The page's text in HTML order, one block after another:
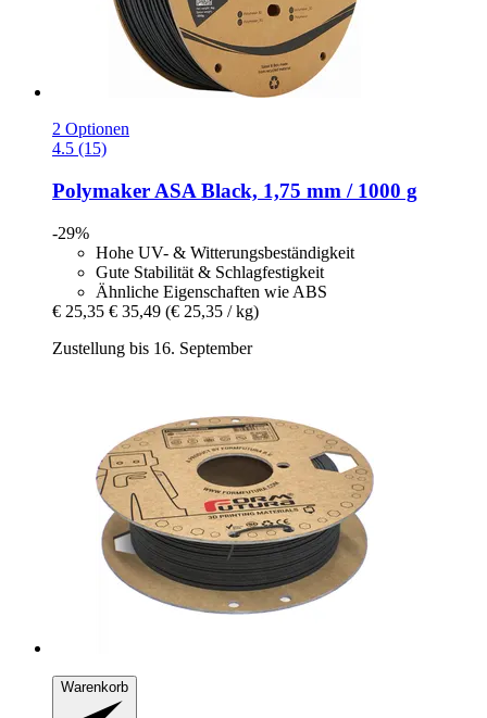
2 Optionen
4.5 (15)
Polymaker ASA Black, 1,75 mm / 1000 g
-29%
Hohe UV- & Witterungsbeständigkeit
Gute Stabilität & Schlagfestigkeit
Ähnliche Eigenschaften wie ABS
€ 25,35 € 35,49 (€ 25,35 / kg)
Zustellung bis 16. September
Warenkorb